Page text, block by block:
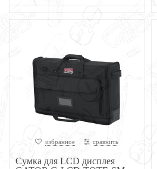
избранное сравнить
Сумка для LCD дисплея